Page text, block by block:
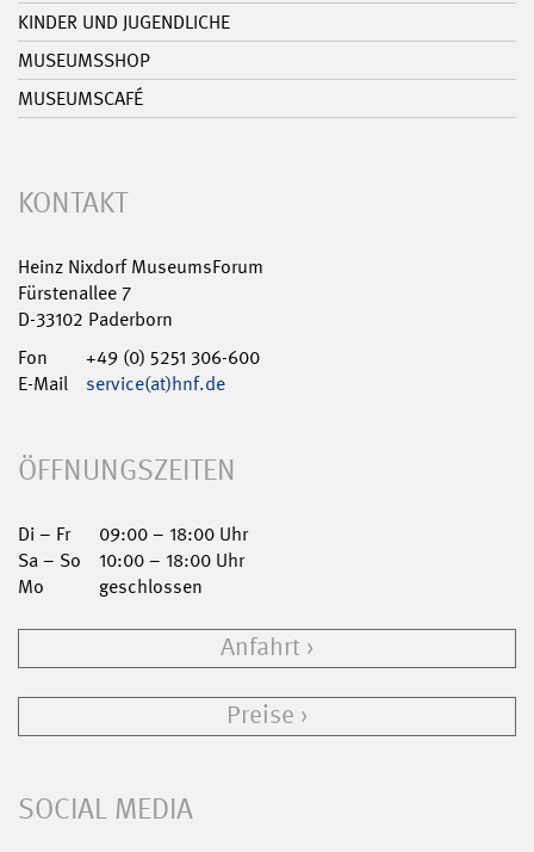
KINDER UND JUGENDLICHE
MUSEUMSSHOP
MUSEUMSCAFÉ
KONTAKT
Heinz Nixdorf MuseumsForum
Fürstenallee 7
D-33102 Paderborn
Fon
+49 (0) 5251 306-600
E-Mail
service(at)hnf.de
ÖFFNUNGSZEITEN
Di – Fr
09:00 – 18:00 Uhr
Sa – So
10:00 – 18:00 Uhr
Mo
geschlossen
Anfahrt
Preise
SOCIAL MEDIA